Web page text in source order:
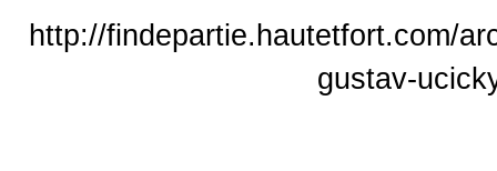
http://findepartie.hautetfort.com/
gustav-